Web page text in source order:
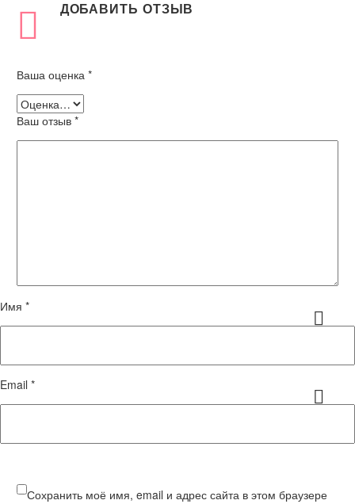
ДОБАВИТЬ ОТЗЫВ
Ваша оценка *
Ваш отзыв *
Имя *
Email *
Сохранить моё имя, email и адрес сайта в этом браузере